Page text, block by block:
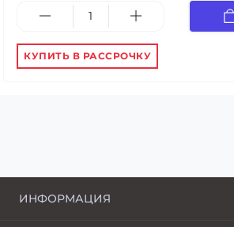
КУПИТЬ В РАССРОЧКУ
ИНФОРМАЦИЯ